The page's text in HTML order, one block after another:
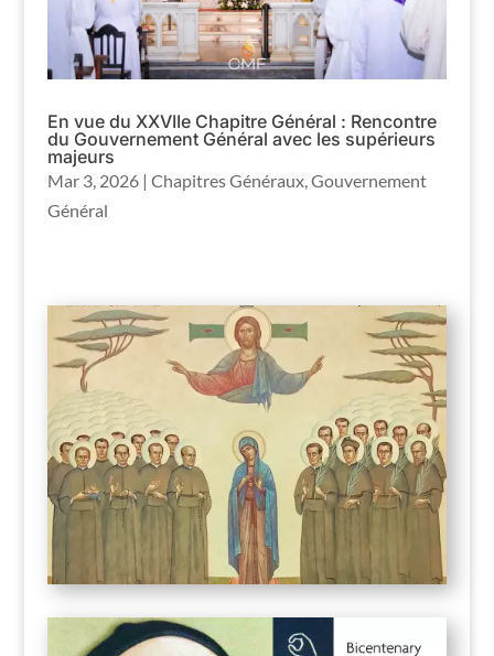
En vue du XXVIIe Chapitre Général : Rencontre
du Gouvernement Général avec les supérieurs
majeurs
Mar 3, 2026| Chapitres Généraux,Gouvernement
Général